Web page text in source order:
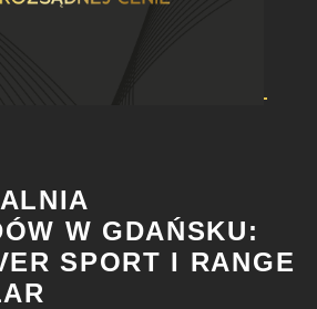
W GDAŃSKU:
SPORT I RANGE